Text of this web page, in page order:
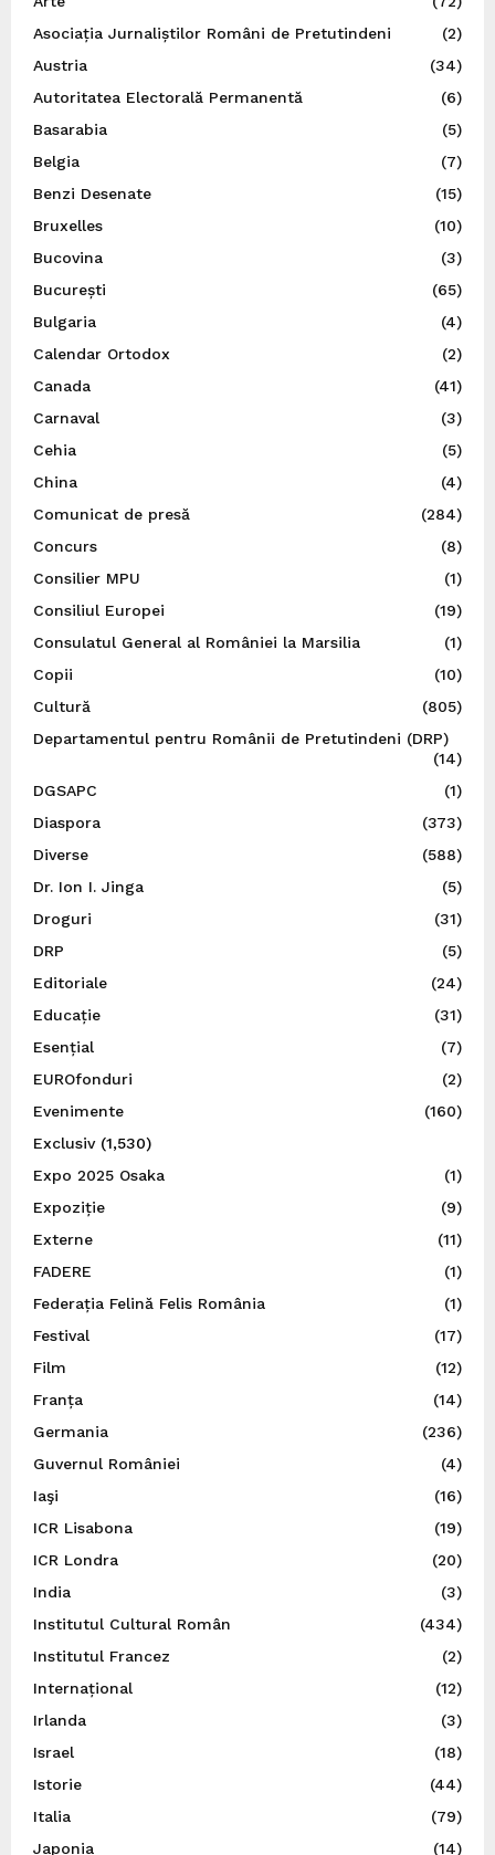
Asociația Jurnaliștilor Români de Pretutindeni
(2)
Austria
(34)
Autoritatea Electorală Permanentă
(6)
Basarabia
(5)
Belgia
(7)
Benzi Desenate
(15)
Bruxelles
(10)
Bucovina
(3)
București
(65)
Bulgaria
(4)
Calendar Ortodox
(2)
Canada
(41)
Carnaval
(3)
Cehia
(5)
China
(4)
Comunicat de presă
(284)
Concurs
(8)
Consilier MPU
(1)
Consiliul Europei
(19)
Consulatul General al României la Marsilia
(1)
Copii
(10)
Cultură
(805)
Departamentul pentru Românii de Pretutindeni (DRP)
(14)
DGSAPC
(1)
Diaspora
(373)
Diverse
(588)
Dr. Ion I. Jinga
(5)
Droguri
(31)
DRP
(5)
Editoriale
(24)
Educație
(31)
Esențial
(7)
EUROfonduri
(2)
Evenimente
(160)
Exclusiv(1,530)
Expo 2025 Osaka
(1)
Expoziție
(9)
Externe
(11)
FADERE
(1)
Federația Felină Felis România
(1)
Festival
(17)
Film
(12)
Franța
(14)
Germania
(236)
Guvernul României
(4)
Iaşi
(16)
ICR Lisabona
(19)
ICR Londra
(20)
India
(3)
Institutul Cultural Român
(434)
Institutul Francez
(2)
Internațional
(12)
Irlanda
(3)
Israel
(18)
Istorie
(44)
Italia
(79)
Japonia
(14)